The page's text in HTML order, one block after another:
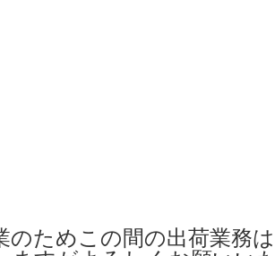
のためこの間の出荷業務